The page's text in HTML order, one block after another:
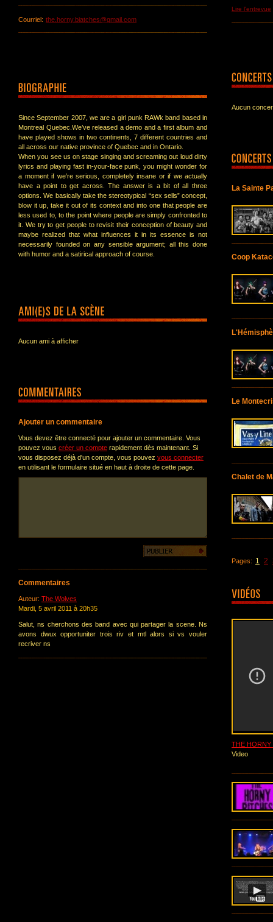
Courriel: the.horny.biatches@gmail.com
Since September 2007, we are a girl punk RAWk band based in
Montreal Quebec.We’ve released a demo and a first album and
have played shows in two continents, 7 different countries and
all across our native province of Quebec and in Ontario.
When you see us on stage singing and screaming out loud dirty
lyrics and playing fast in-your-face punk, you might wonder for
a moment if we’re serious, completely insane or if we actually
have a point to get across. The answer is a bit of all three
options. We basically take the stereotypical “sex sells” concept,
blow it up, take it out of its context and into one that people are
less used to, to the point where people are simply confronted to
it. We try to get people to revisit their conception of beauty and
maybe realized that what influences it in its essence is not
necessarily founded on any sensible argument; all this done
with humor and a satirical approach of course.
Aucun ami à afficher
Ajouter un commentaire
Vous devez être connecté pour ajouter un commentaire. Vous
pouvez vous créer un compte rapidement dès maintenant. Si
vous disposez déjà d'un compte, vous pouvez vous connecter
en utilisant le formulaire situé en haut à droite de cette page.
Commentaires
Auteur: The Wolves
Mardi, 5 avril 2011 à 20h35
Salut, ns cherchons des band avec qui partager la scene. Ns
avons dwux opportuniter trois riv et mtl alors si vs vouler
recriver ns
Lire l'entrevue
Aucun
La Sainte
Coop
Le
Chalet de
Pages: 1 2
THE HORNY
Video